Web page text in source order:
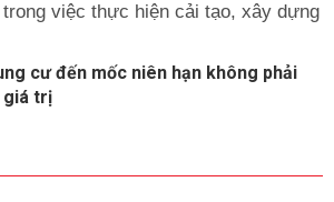
việc thực hiện cải tạo, xây dựng
cư đến mốc niên hạn không phải
giá trị